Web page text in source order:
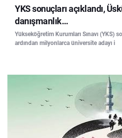
YKS sonuçları açıklandı,
danışmanlık…
Yükseköğretim Kurumları Sınavı (YKS)
ardından milyonlarca üniversite adayı i